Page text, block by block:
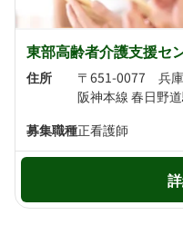
東部高齢者介護支援セ
住所
〒651-0077 兵庫
募集職種正看護師